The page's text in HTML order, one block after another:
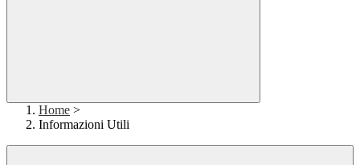
Home >
Informazioni Utili